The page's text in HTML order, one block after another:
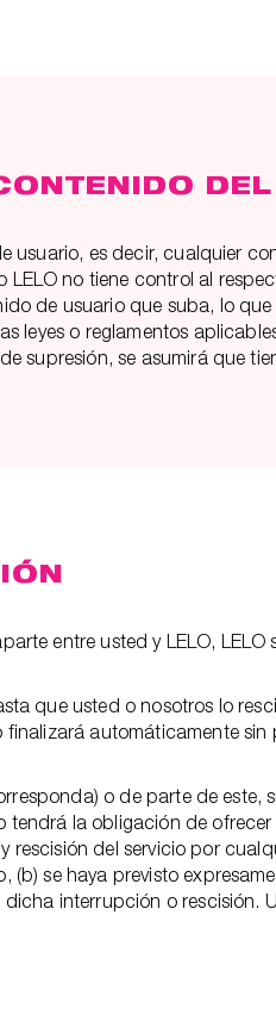
usuario, es decir, cualquier
no tiene control al
de usuario que suba, lo
leyes o reglamentos
supresión, se asumirá que
entre usted y LELO,
que usted o nosotros lo
automáticamente
o de parte de
tendrá la obligación de
rescisión del servicio por
(b) se haya previsto
interrupción o